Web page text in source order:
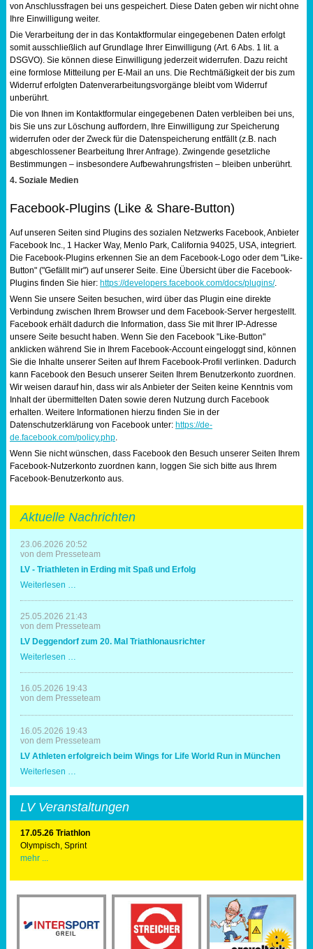
von Anschlussfragen bei uns gespeichert. Diese Daten geben wir nicht ohne
Ihre Einwilligung weiter.
Die Verarbeitung der in das Kontaktformular eingegebenen Daten erfolgt
somit ausschließlich auf Grundlage Ihrer Einwilligung (Art. 6 Abs. 1 lit. a
DSGVO). Sie können diese Einwilligung jederzeit widerrufen. Dazu reicht
eine formlose Mitteilung per E-Mail an uns. Die Rechtmäßigkeit der bis zum
Widerruf erfolgten Datenverarbeitungsvorgänge bleibt vom Widerruf
unberührt.
Die von Ihnen im Kontaktformular eingegebenen Daten verbleiben bei uns,
bis Sie uns zur Löschung auffordern, Ihre Einwilligung zur Speicherung
widerrufen oder der Zweck für die Datenspeicherung entfällt (z.B. nach
abgeschlossener Bearbeitung Ihrer Anfrage). Zwingende gesetzliche
Bestimmungen – insbesondere Aufbewahrungsfristen – bleiben unberührt.
4. Soziale Medien
Facebook-Plugins (Like & Share-Button)
Auf unseren Seiten sind Plugins des sozialen Netzwerks Facebook, Anbieter
Facebook Inc., 1 Hacker Way, Menlo Park, California 94025, USA, integriert.
Die Facebook-Plugins erkennen Sie an dem Facebook-Logo oder dem "Like-
Button" ("Gefällt mir") auf unserer Seite. Eine Übersicht über die Facebook-
Plugins finden Sie hier: https://developers.facebook.com/docs/plugins/.
Wenn Sie unsere Seiten besuchen, wird über das Plugin eine direkte
Verbindung zwischen Ihrem Browser und dem Facebook-Server hergestellt.
Facebook erhält dadurch die Information, dass Sie mit Ihrer IP-Adresse
unsere Seite besucht haben. Wenn Sie den Facebook "Like-Button"
anklicken während Sie in Ihrem Facebook-Account eingeloggt sind, können
Sie die Inhalte unserer Seiten auf Ihrem Facebook-Profil verlinken. Dadurch
kann Facebook den Besuch unserer Seiten Ihrem Benutzerkonto zuordnen.
Wir weisen darauf hin, dass wir als Anbieter der Seiten keine Kenntnis vom
Inhalt der übermittelten Daten sowie deren Nutzung durch Facebook
erhalten. Weitere Informationen hierzu finden Sie in der
Datenschutzerklärung von Facebook unter: https://de-
de.facebook.com/policy.php.
Wenn Sie nicht wünschen, dass Facebook den Besuch unserer Seiten Ihrem
Facebook-Nutzerkonto zuordnen kann, loggen Sie sich bitte aus Ihrem
Facebook-Benutzerkonto aus.
Aktuelle Nachrichten
23.06.2026 20:52
von dem Presseteam
LV - Triathleten in Erding mit Spaß und Erfolg
Weiterlesen …
Triathleten
in
Erding
Spaß
Erfolg
25.05.2026 21:43
von dem Presseteam
LV Deggendorf zum 20. Mal Triathlonausrichter
Weiterlesen …
zum
20.
Mal
16.05.2026 19:43
von dem Presseteam
16.05.2026 19:43
von dem Presseteam
LV Athleten erfolgreich beim Wings for Life World Run in München
Weiterlesen …
beim
Wings
for
Life
Run
LV Veranstaltungen
17.05.26 Triathlon
Olympisch, Sprint
mehr ...